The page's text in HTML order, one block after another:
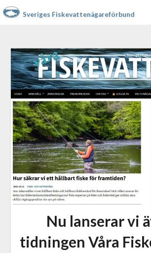
Sveriges Fiskevattenägareförbund
Nu lanserar vi
tidningen Våra